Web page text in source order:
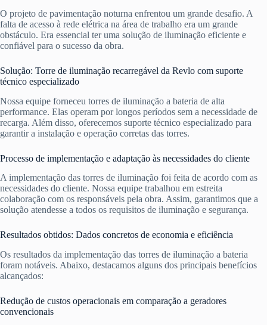
O projeto de pavimentação noturna enfrentou um grande desafio. A
falta de acesso à rede elétrica na área de trabalho era um grande
obstáculo. Era essencial ter uma solução de iluminação eficiente e
confiável para o sucesso da obra.
Solução: Torre de iluminação recarregável da Revlo com suporte
técnico especializado
Nossa equipe forneceu torres de iluminação a bateria de alta
performance. Elas operam por longos períodos sem a necessidade de
recarga. Além disso, oferecemos suporte técnico especializado para
garantir a instalação e operação corretas das torres.
Processo de implementação e adaptação às necessidades do cliente
A implementação das torres de iluminação foi feita de acordo com as
necessidades do cliente. Nossa equipe trabalhou em estreita
colaboração com os responsáveis pela obra. Assim, garantimos que a
solução atendesse a todos os requisitos de iluminação e segurança.
Resultados obtidos: Dados concretos de economia e eficiência
Os resultados da implementação das torres de iluminação a bateria
foram notáveis. Abaixo, destacamos alguns dos principais benefícios
alcançados:
Redução de custos operacionais em comparação a geradores
convencionais